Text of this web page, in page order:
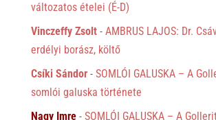
változatos ételei (É-D)
Vinczeffy Zsolt- AMBRUS LAJOS: Dr.
erdélyi borász, költő
Csíki Sándor- SOMLÓI GALUSKA – A
somlói galuska története
Nagy Imre- SOMLÓI GALUSKA – A